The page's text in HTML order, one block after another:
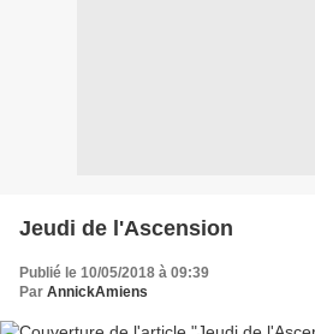
Jeudi de l'Ascension
Publié le 10/05/2018 à 09:39
Par AnnickAmiens